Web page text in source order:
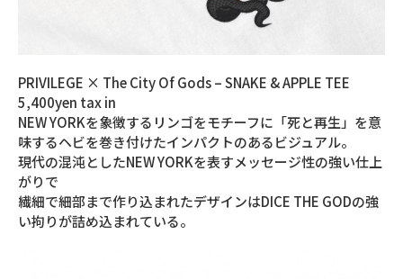
PRIVILEGE × The City Of Gods – SNAKE & APPLE TEE
5,400yen tax in
NEW YORKを象徴するリンゴをモチーフに「死と再生」を意
味するヘビを巻き付けたインパクトのあるビジュアル。
現代の混沌としたNEW YORKを表すメッセージ性の強い仕上
がりで
繊細で細部まで作り込まれたデザインはDICE THE GODの強
い拘りが詰め込まれている。